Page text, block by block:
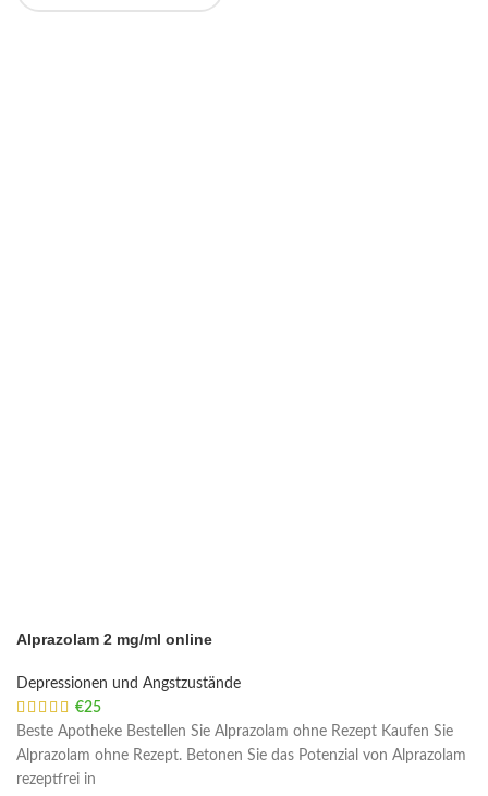
Alprazolam 2 mg/ml online
Depressionen und Angstzustände
€25
Beste Apotheke Bestellen Sie Alprazolam ohne Rezept Kaufen Sie
Alprazolam ohne Rezept. Betonen Sie das Potenzial von Alprazolam
rezeptfrei in